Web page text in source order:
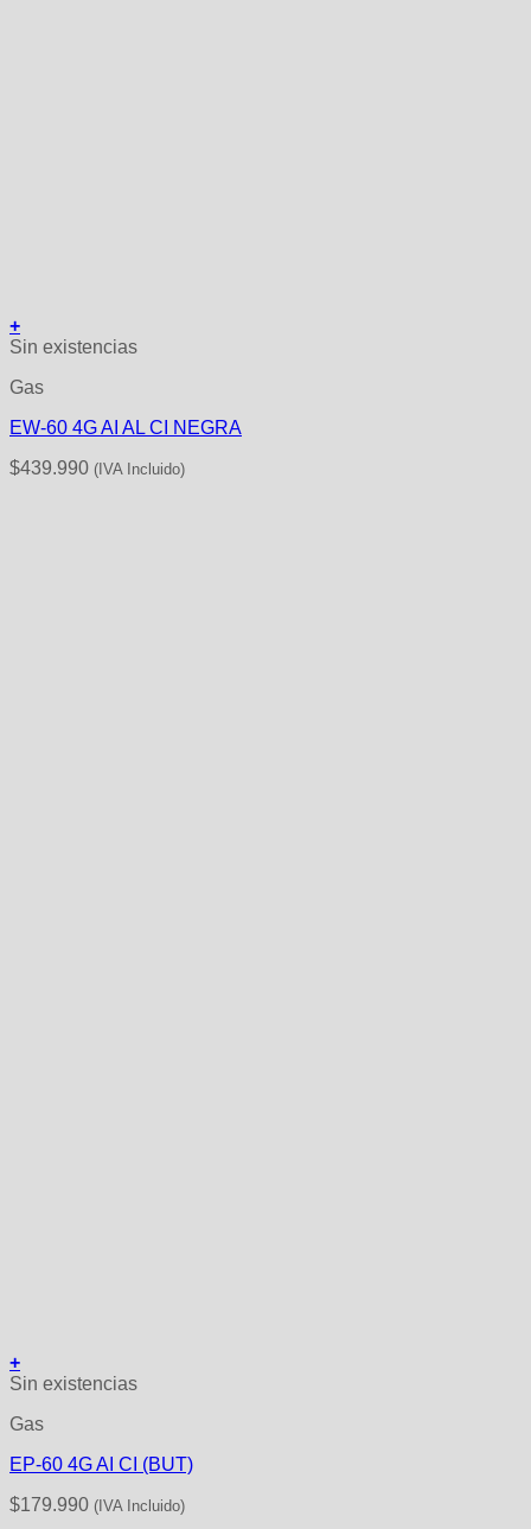
+
Sin existencias
Gas
EW-60 4G AI AL CI NEGRA
$439.990 (IVA Incluido)
+
Sin existencias
Gas
EP-60 4G AI CI (BUT)
$179.990 (IVA Incluido)